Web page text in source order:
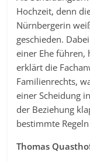
Hochzeit, denn
Nürnbergerin
geschieden.
einer Ehe führen,
erklärt die
Familienrechts,
einer Scheidung
der Beziehung
bestimmte
Thomas